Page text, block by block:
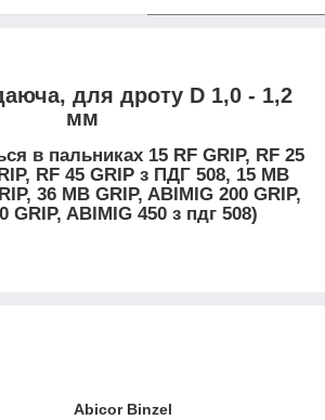
для дроту D 1,0 - 1,2
мм
в пальниках 15 RF GRIP, RF 25
RF 45 GRIP з ПДГ 508, 15 MB
36 MB GRIP, ABIMIG 200 GRIP,
GRIP, ABIMIG 450 з пдг 508)
Abicor Binzel